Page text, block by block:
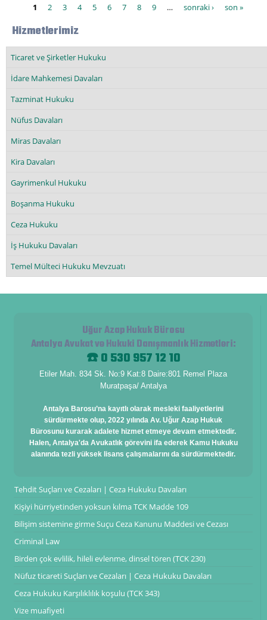
Sayfalar
1 2 3 4 5 6 7 8 9 … sonraki › son »
Hizmetlerimiz
Ticaret ve Şirketler Hukuku
İdare Mahkemesi Davaları
Tazminat Hukuku
Nüfus Davaları
Miras Davaları
Kira Davaları
Gayrimenkul Hukuku
Boşanma Hukuku
Ceza Hukuku
İş Hukuku Davaları
Temel Mülteci Hukuku Mevzuatı
Uğur Azap Hukuk Bürosu
Antalya Avukat ve Hukuki Danışmanlık Hizmetleri:
☎️ 0 530 957 12 10
Etiler Mah. 834 Sk. No:9 Kat:8 Daire:801 Remel Plaza
Muratpaşa/ Antalya
Antalya Barosu’na kayıtlı olarak mesleki faaliyetlerini
sürdürmekte olup, 2022 yılında Av. Uğur Azap Hukuk
Bürosunu kurarak adalete hizmet etmeye devam etmektedir.
Halen, Antalya'da Avukatlık görevini ifa ederek Kamu Hukuku
alanında tezli yüksek lisans çalışmalarını da sürdürmektedir.
Tehdit Suçları ve Cezaları | Ceza Hukuku Davaları
Kişiyi hürriyetinden yoksun kılma TCK Madde 109
Bilişim sistemine girme Suçu Ceza Kanunu Maddesi ve Cezası
Criminal Law
Birden çok evlilik, hileli evlenme, dinsel tören (TCK 230)
Nüfuz ticareti Suçları ve Cezaları | Ceza Hukuku Davaları
Ceza Hukuku Karşılıklılık koşulu (TCK 343)
Vize muafiyeti